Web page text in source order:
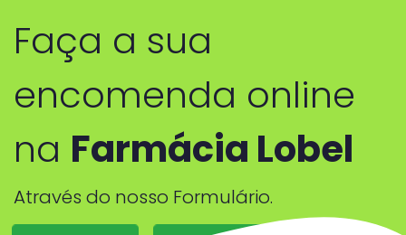
Faça a sua
encomenda online
na Farmácia Lobel
Através do nosso Formulário.